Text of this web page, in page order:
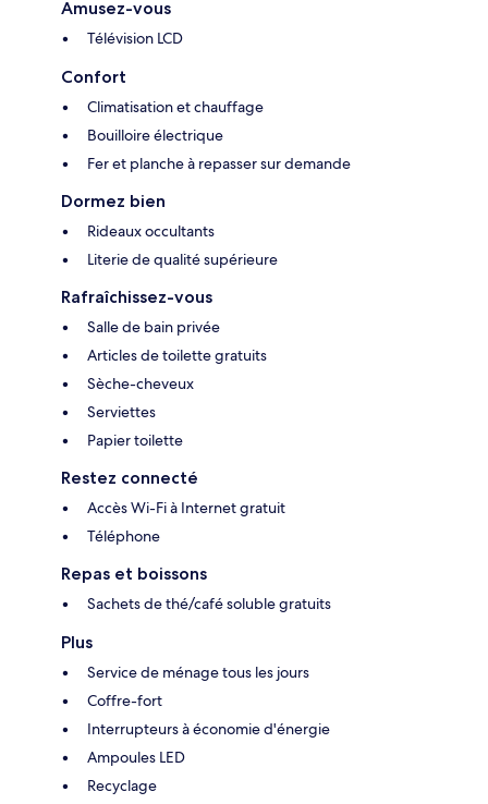
Amusez-vous
Télévision LCD
Confort
Climatisation et chauffage
Bouilloire électrique
Fer et planche à repasser sur demande
Dormez bien
Rideaux occultants
Literie de qualité supérieure
Rafraîchissez-vous
Salle de bain privée
Articles de toilette gratuits
Sèche-cheveux
Serviettes
Papier toilette
Restez connecté
Accès Wi-Fi à Internet gratuit
Téléphone
Repas et boissons
Sachets de thé/café soluble gratuits
Plus
Service de ménage tous les jours
Coffre-fort
Interrupteurs à économie d'énergie
Ampoules LED
Recyclage